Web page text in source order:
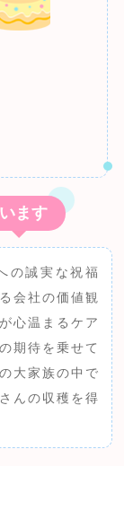
ます
の誠実な祝福
会社の価値観
心温まるケア
期待を乗せて
大家族の中で
んの収穫を得